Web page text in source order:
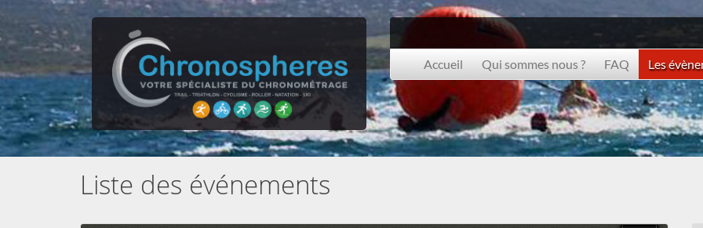
Accueil Qui sommes nous ? FAQ Les
Liste des événements